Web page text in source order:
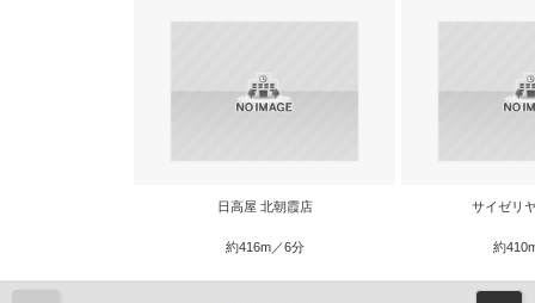
日高屋 北朝霞店
約416m／6分
サイゼリ
約